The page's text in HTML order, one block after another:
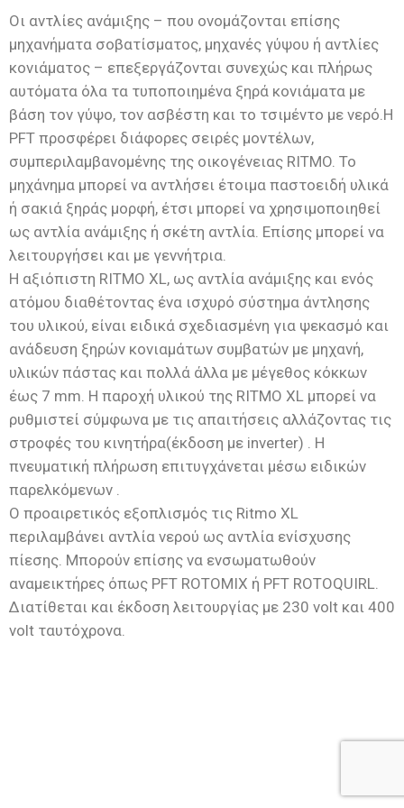
Οι αντλίες ανάμιξης – που ονομάζονται επίσης
μηχανήματα σοβατίσματος, μηχανές γύψου ή αντλίες
κονιάματος – επεξεργάζονται συνεχώς και πλήρως
αυτόματα όλα τα τυποποιημένα ξηρά κονιάματα με
βάση τον γύψο, τον ασβέστη και το τσιμέντο με νερό.Η
PFT προσφέρει διάφορες σειρές μοντέλων,
συμπεριλαμβανομένης της οικογένειας RITMO. Το
μηχάνημα μπορεί να αντλήσει έτοιμα παστοειδή υλικά
ή σακιά ξηράς μορφή, έτσι μπορεί να χρησιμοποιηθεί
ως αντλία ανάμιξης ή σκέτη αντλία. Επίσης μπορεί να
λειτουργήσει και με γεννήτρια.
Η αξιόπιστη RITMO XL, ως αντλία ανάμιξης και ενός
ατόμου διαθέτοντας ένα ισχυρό σύστημα άντλησης
του υλικού, είναι ειδικά σχεδιασμένη για ψεκασμό και
ανάδευση ξηρών κονιαμάτων συμβατών με μηχανή,
υλικών πάστας και πολλά άλλα με μέγεθος κόκκων
έως 7 mm. Η παροχή υλικού της RITMO XL μπορεί να
ρυθμιστεί σύμφωνα με τις απαιτήσεις αλλάζοντας τις
στροφές του κινητήρα(έκδοση με inverter) . Η
πνευματική πλήρωση επιτυγχάνεται μέσω ειδικών
παρελκόμενων .
Ο προαιρετικός εξοπλισμός τις Ritmo XL
περιλαμβάνει αντλία νερού ως αντλία ενίσχυσης
πίεσης. Μπορούν επίσης να ενσωματωθούν
αναμεικτήρες όπως PFT ROTOMIX ή PFT ROTOQUIRL.
Διατίθεται και έκδοση λειτουργίας με 230 volt και 400
volt ταυτόχρονα.